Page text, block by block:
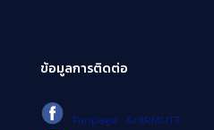
ข้อมูลการติดต่อ
Fanpage : AritRMUTT